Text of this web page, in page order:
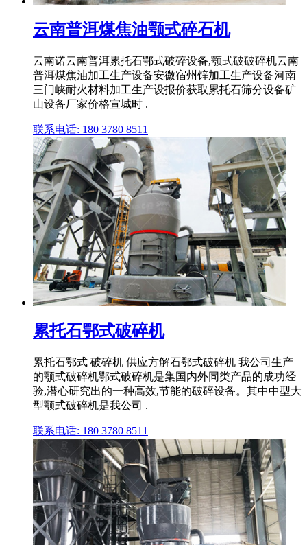
云南普洱煤焦油颚式碎石机
云南诺云南普洱累托石鄂式破碎设备,颚式破破碎机云南
普洱煤焦油加工生产设备安徽宿州锌加工生产设备河南
三门峡耐火材料加工生产设报价获取累托石筛分设备矿
山设备厂家价格宣城时 .
联系电话: 180 3780 8511
累托石鄂式破碎机
累托石鄂式 破碎机 供应方解石鄂式破碎机 我公司生产
的颚式破碎机鄂式破碎机是集国内外同类产品的成功经
验,潜心研究出的一种高效,节能的破碎设备。其中中型大
型颚式破碎机是我公司 .
联系电话: 180 3780 8511